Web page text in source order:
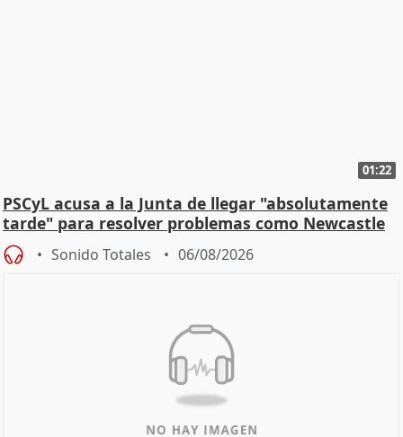
01:22
PSCyL acusa a la Junta de llegar "absolutamente
tarde" para resolver problemas como Newcastle
Sonido Totales 06/08/2026